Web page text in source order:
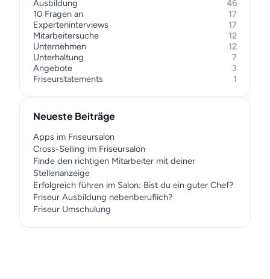
Ausbildung
46
10 Fragen an
17
Experteninterviews
17
Mitarbeitersuche
12
Unternehmen
12
Unterhaltung
7
Angebote
3
Friseurstatements
1
Neueste Beiträge
Apps im Friseursalon
Cross-Selling im Friseursalon
Finde den richtigen Mitarbeiter mit deiner
Stellenanzeige
Erfolgreich führen im Salon: Bist du ein guter Chef?
Friseur Ausbildung nebenberuflich?
Friseur Umschulung